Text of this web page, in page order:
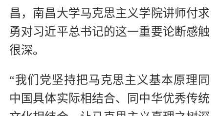
昌，南昌大学马克思主义学院讲师付求
勇对习近平总书记的这一重要论断感触
很深。
“我们党坚持把马克思主义基本原理同
中国具体实际相结合、同中华优秀传统